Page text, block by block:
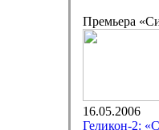
Премьера
16.05.2006
Геликон-2: